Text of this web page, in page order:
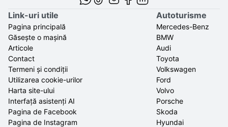
Link-uri utile
Pagina principală
Găsește o mașină
Articole
Contact
Termeni și condiții
Utilizarea cookie-urilor
Harta site-ului
Interfață asistenți AI
Pagina de Facebook
Pagina de Instagram
Autoturisme
Mercedes-Benz
BMW
Audi
Toyota
Volkswagen
Ford
Volvo
Porsche
Skoda
Hyundai